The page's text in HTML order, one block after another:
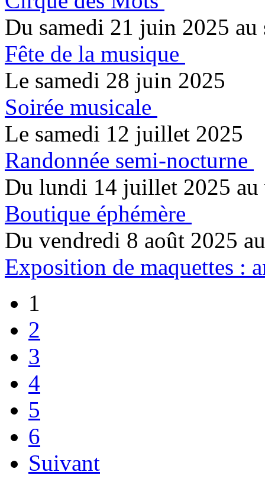
Du samedi 21 juin 2025
Fête de la musique
Le samedi 28 juin 2025
Soirée musicale
Le samedi 12 juillet 2025
Randonnée semi-nocturne
Du lundi 14 juillet 2025 au
Boutique éphémère
Du vendredi 8 août 2025
Exposition de maquettes :
1
2
3
4
5
6
Suivant